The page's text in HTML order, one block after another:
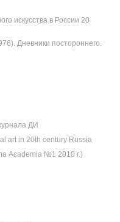
искусства в России 20
Дневники постороннего.
ДИ
art in 20th century Russia
Academia №1 2010 г.)